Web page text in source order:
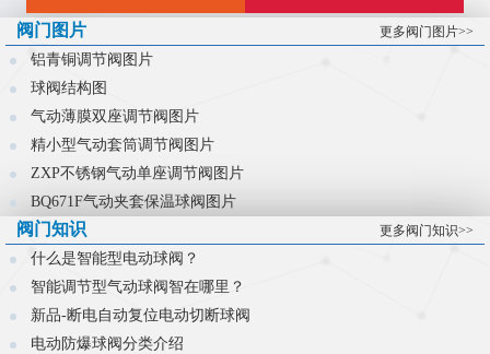
图，气动三通调节阀接线图,精小
型气动调节阀型号选型等知识...
高端，致力于为用户提供高品质智
能调节阀，帮助广大用户解决流体
控制难题。
阀门图片 更多阀门图片>>
铝青铜调节阀图片
球阀结构图
气动薄膜双座调节阀图片
精小型气动套筒调节阀图片
ZXP不锈钢气动单座调节阀图片
BQ671F气动夹套保温球阀图片
阀门知识 更多阀门知识>>
什么是智能型电动球阀？
智能调节型气动球阀智在哪里？
新品-断电自动复位电动切断球阀
电动防爆球阀分类介绍